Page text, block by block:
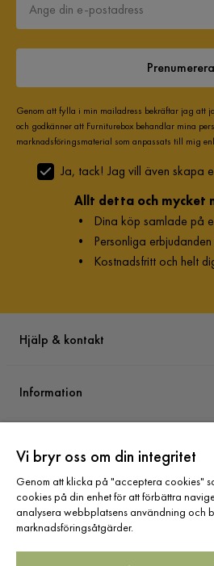
Prenumerera
Genom att fylla i min mailadress bekräftar jag att
och godkänner att Furniturebox behandlar mina
marknadsföringsmaterial som anpassats till mig
Ja, tack! Jag vill även skapa
Allt detta och mycket
• Dina köp samlade på
• Personliga
• Kostnadsfritt och helt
Hjälp & kontakt
Information
Sortiment
Vi bryr oss om din integritet
Genom att klicka på "acceptera cookies"
cookies på din enhet för att förbättra
analysera webbplatsens användning och
marknadsföringsåtgärder.